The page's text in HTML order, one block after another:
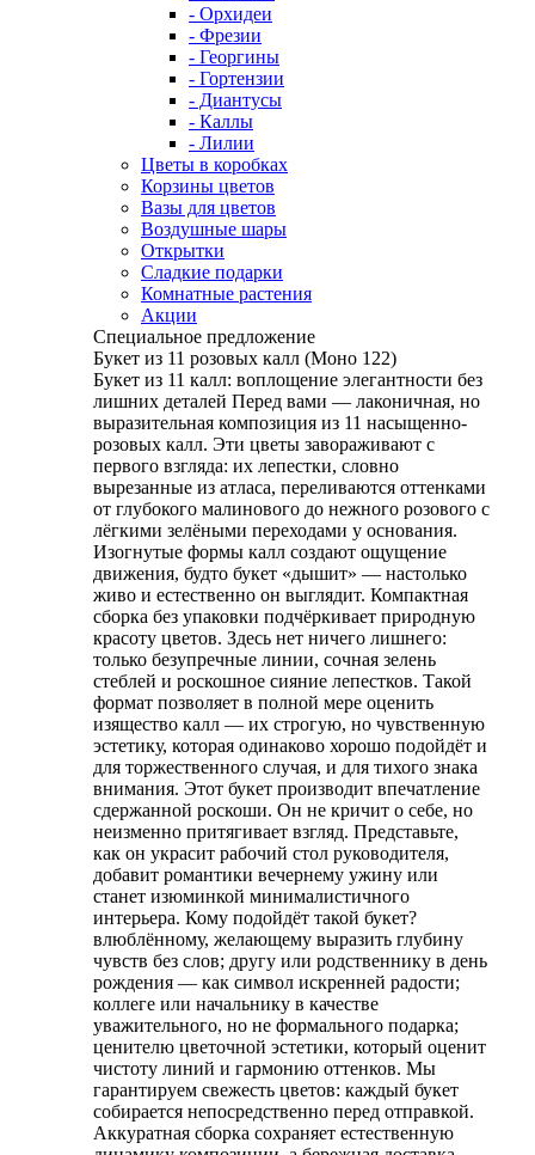
- Орхидеи
- Фрезии
- Георгины
- Гортензии
- Диантусы
- Каллы
- Лилии
Цветы в коробках
Корзины цветов
Вазы для цветов
Воздушные шары
Открытки
Сладкие подарки
Комнатные растения
Акции
Специальное предложение
Букет из 11 розовых калл (Моно 122)
Букет из 11 калл: воплощение элегантности без
лишних деталей Перед вами — лаконичная, но
выразительная композиция из 11 насыщенно-
розовых калл. Эти цветы завораживают с
первого взгляда: их лепестки, словно
вырезанные из атласа, переливаются оттенками
от глубокого малинового до нежного розового с
лёгкими зелёными переходами у основания.
Изогнутые формы калл создают ощущение
движения, будто букет «дышит» — настолько
живо и естественно он выглядит. Компактная
сборка без упаковки подчёркивает природную
красоту цветов. Здесь нет ничего лишнего:
только безупречные линии, сочная зелень
стеблей и роскошное сияние лепестков. Такой
формат позволяет в полной мере оценить
изящество калл — их строгую, но чувственную
эстетику, которая одинаково хорошо подойдёт и
для торжественного случая, и для тихого знака
внимания. Этот букет производит впечатление
сдержанной роскоши. Он не кричит о себе, но
неизменно притягивает взгляд. Представьте,
как он украсит рабочий стол руководителя,
добавит романтики вечернему ужину или
станет изюминкой минималистичного
интерьера. Кому подойдёт такой букет?
влюблённому, желающему выразить глубину
чувств без слов; другу или родственнику в день
рождения — как символ искренней радости;
коллеге или начальнику в качестве
уважительного, но не формального подарка;
ценителю цветочной эстетики, который оценит
чистоту линий и гармонию оттенков. Мы
гарантируем свежесть цветов: каждый букет
собирается непосредственно перед отправкой.
Аккуратная сборка сохраняет естественную